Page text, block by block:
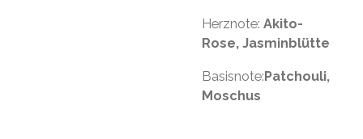
Herznote: Akito-
Rose, Jasminblütte
Basisnote:Patchouli,
Moschus